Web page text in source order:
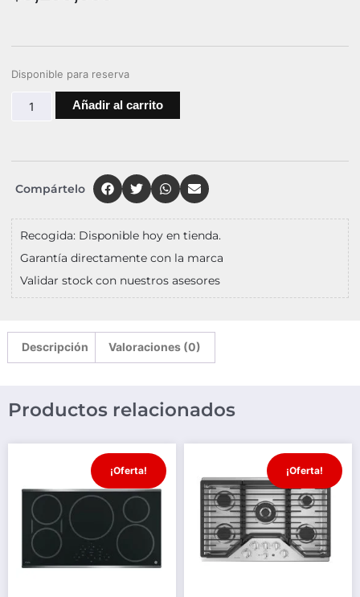
Disponible para reserva
Añadir al carrito
Compártelo
Recogida: Disponible hoy en tienda.
Garantía directamente con la marca
Validar stock con nuestros asesores
Descripción Valoraciones (0)
Productos relacionados
¡Oferta! ¡Oferta!